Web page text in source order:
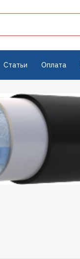
Статьи Оплата